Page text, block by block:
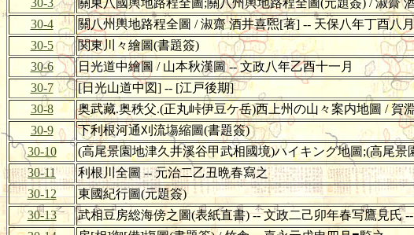
30-3
關東八國輿地路程全圖;關八州輿地路程全圖(元題簽) / 淑齋
30-4
關八州輿地路程全圖 / 淑齋 酒井喜煕[著] -- 天保八年丁酉八
30-5
関東川々繪圖(書題簽)
30-6
日光道中繪圖 / 山本秋漢圖 -- 文政八年乙酉十一月
30-7
[日光山道中図] -- [江戸後期]
30-8
奥武藏.奥秩父.(正丸峠伊豆ケ岳)西上州の山々案内地圖 / 賀
30-9
下利根河通刈流塲縮圖(書題簽)
30-10
(高尾景園地津久井溪谷甲武相國境)ハイキング地圖;(高尾
30-11
利根川全圖 -- 元治二乙丑晩春寫之
30-12
東國紀行圖(元題簽)
30-13
武相豆房総海傍之圖(表紙直書) -- 文政二己卯年春写鷹見氏